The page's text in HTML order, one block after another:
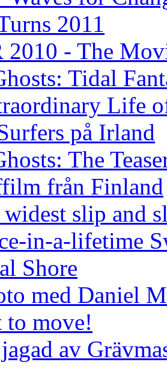
2011
2010 - The
Tidal
Life
på Irland
The
från Finland
slip and
in-a-lifetime
Shore
med Daniel
to move!
av